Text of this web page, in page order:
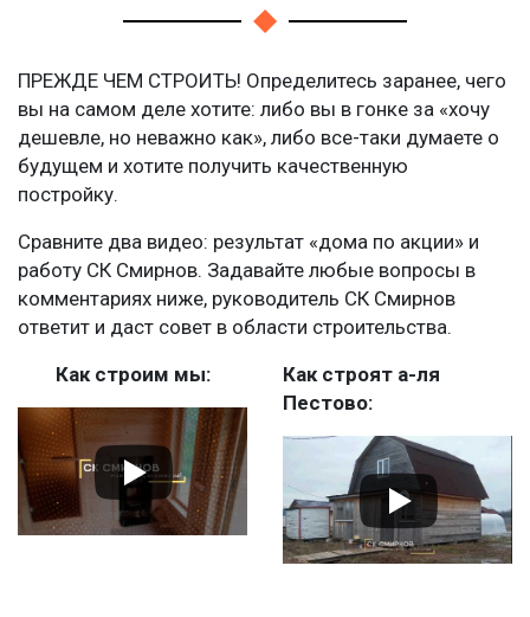
ПРЕЖДЕ ЧЕМ СТРОИТЬ! Определитесь заранее, чего
вы на самом деле хотите: либо вы в гонке за «хочу
дешевле, но неважно как», либо все-таки думаете о
будущем и хотите получить качественную
постройку.
Сравните два видео: результат «дома по акции» и
работу СК Смирнов. Задавайте любые вопросы в
комментариях ниже, руководитель СК Смирнов
ответит и даст совет в области строительства.
Как строим мы:
Как строят а-ля
Пестово: